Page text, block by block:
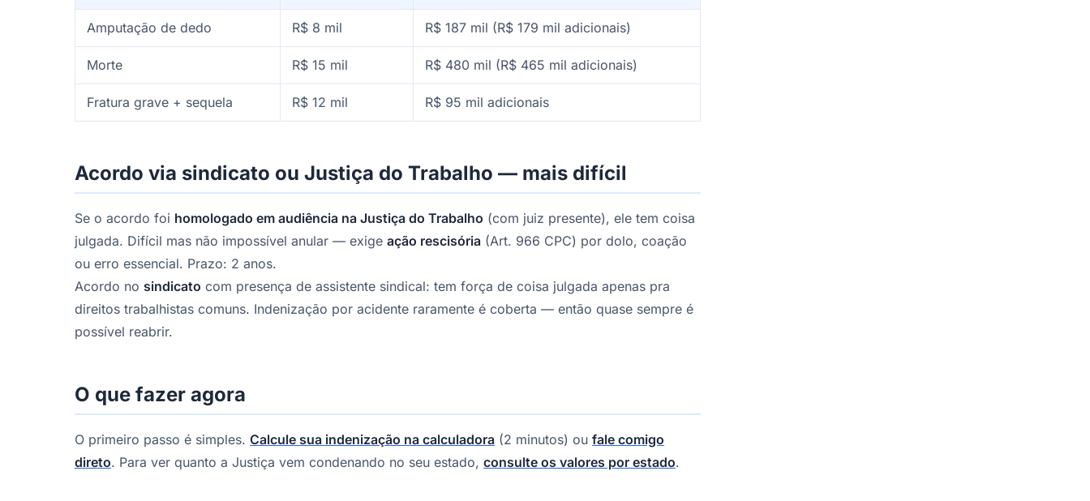
Amputação de dedo R$ 8 mil R$ 187 mil (R$ 179 mil adicionais)
Morte R$ 15 mil R$ 480 mil (R$ 465 mil adicionais)
Fratura grave + sequela R$ 12 mil R$ 95 mil adicionais
Acordo via sindicato ou Justiça do Trabalho — mais difícil
Se o acordo foi homologado em audiência na Justiça do Trabalho (com juiz presente), ele tem coisa
julgada. Difícil mas não impossível anular — exige ação rescisória (Art. 966 CPC) por dolo, coação
ou erro essencial. Prazo: 2 anos.
Acordo no sindicato com presença de assistente sindical: tem força de coisa julgada apenas pra
direitos trabalhistas comuns. Indenização por acidente raramente é coberta — então quase sempre é
possível reabrir.
O que fazer agora
O primeiro passo é simples. Calcule sua indenização na calculadora (2 minutos) ou fale comigo
direto. Para ver quanto a Justiça vem condenando no seu estado, consulte os valores por estado.